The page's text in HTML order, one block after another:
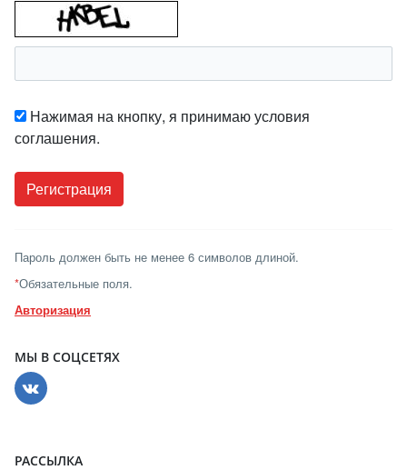
Нажимая на кнопку, я принимаю условия
соглашения.
Пароль должен быть не менее 6 символов длиной.
*Обязательные поля.
Авторизация
МЫ В СОЦСЕТЯХ
РАССЫЛКА